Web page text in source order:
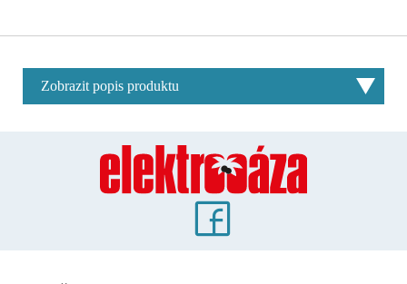
Zobrazit popis produktu